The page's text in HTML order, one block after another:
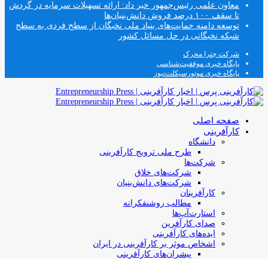
معاون علمی رئیس‌جمهور خبر داد: ارائه تسهیلات سرمایه در گردش
تا سقف ۱۰۰ درصد فروش دانش‌بنیان‌ها
توسعه دامنه حمایت‌های بنیاد ملی نخبگان از سطح فردی به سطح
شبکه نخبگانی در حل مسائل کشور
شرکت چترا محرک
پایگاه خبری موفقیت‌شناسی
پایگاه خبری موتورسیکلت‌نیوز
صفحه اصلی
کارآفرینی
دانشگاه
طرح ملی ترویج کارآفرینی
شرکت‌ها
شرکت‌های خلاق
شرکت‌های دانش‌بنیان
کارآفرینان
مطالب روشنفکرانه
استارت‌آپ‌ها
صدای کارآفرین
ایده‌های کارآفرینی
اشخاص موثر بر کارآفرینی در ایران
پیشران‌های کارآفرینی